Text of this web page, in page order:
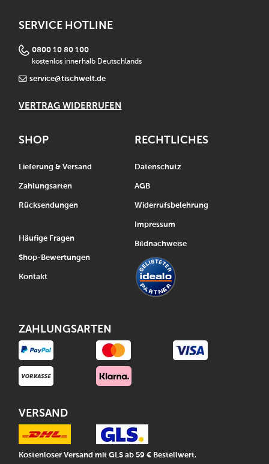
SERVICE HOTLINE
0800 10 80 100
kostenlos innerhalb Deutschlands
service@tischwelt.de
VERTRAG WIDERRUFEN
SHOP
Lieferung & Versand
Zahlungsarten
Rücksendungen
Häufige Fragen
Shop-Bewertungen
Kontakt
RECHTLICHES
Datenschutz
AGB
Widerrufsbelehrung
Impressum
Bildnachweise
ZAHLUNGSARTEN
VERSAND
Kostenloser Versand mit GLS ab 59 € Bestellwert.